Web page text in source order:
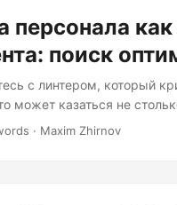
персонала
поиск
с линтером, который
может казаться не
педантичного
· Maxim Zhirnov